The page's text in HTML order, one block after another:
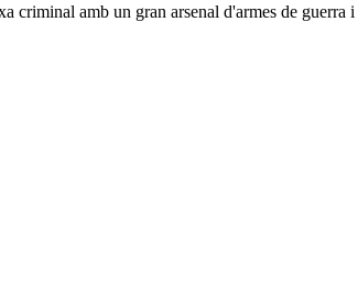
criminal amb un gran arsenal d'armes de guerra